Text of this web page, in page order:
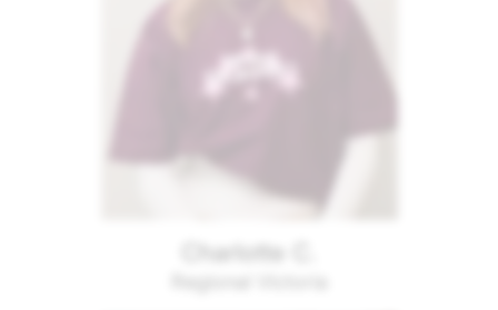
Charlotte C.